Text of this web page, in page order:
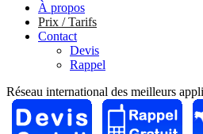
À propos
Prix / Tarifs
Contact
Devis
Rappel
Réseau international des meilleurs